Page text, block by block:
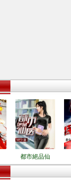
都市絕品仙